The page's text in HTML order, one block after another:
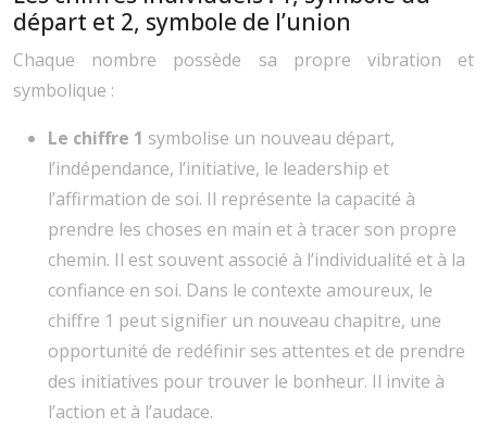
départ et 2, symbole de l’union
Chaque nombre possède sa propre vibration et
symbolique :
Le chiffre 1 symbolise un nouveau départ,
l’indépendance, l’initiative, le leadership et
l’affirmation de soi. Il représente la capacité à
prendre les choses en main et à tracer son propre
chemin. Il est souvent associé à l’individualité et à la
confiance en soi. Dans le contexte amoureux, le
chiffre 1 peut signifier un nouveau chapitre, une
opportunité de redéfinir ses attentes et de prendre
des initiatives pour trouver le bonheur. Il invite à
l’action et à l’audace.